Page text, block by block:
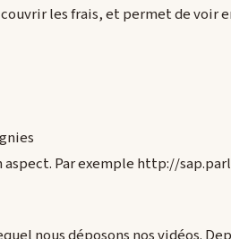
les frais, et permet de voir
Par exemple http://